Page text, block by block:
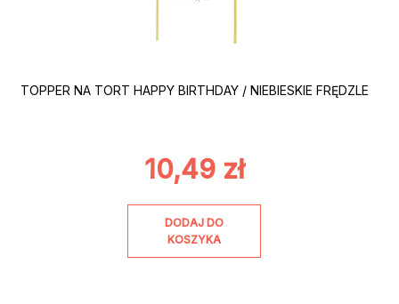
TOPPER NA TORT HAPPY BIRTHDAY / NIEBIESKIE FRĘDZLE
10,49 zł
DODAJ DO
KOSZYKA